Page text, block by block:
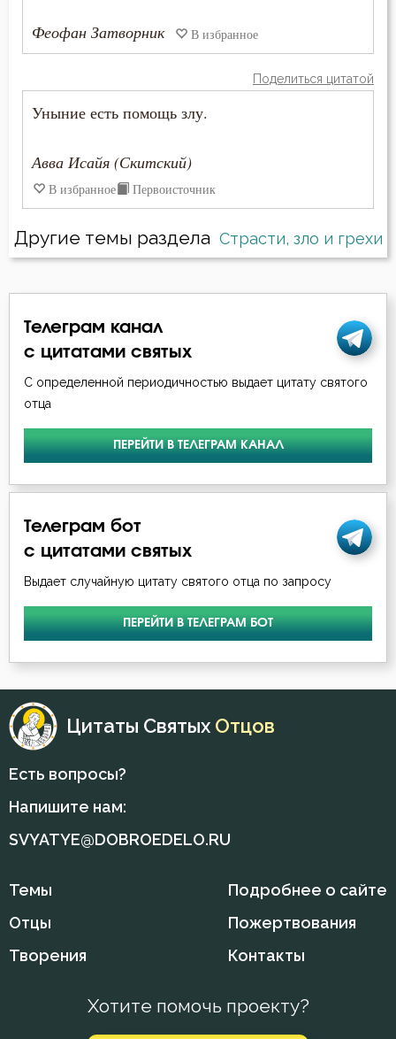
Уныние
Учёба
Храм
Хула
Целомудрие
Церковь
Человек
Человекоугодие
Честолюбие
Честь
Чистота
Чтение
Щедрость
Язычество
Феофан Затворник В избранное
Поделиться цитатой
Уныние есть помощь злу.
Авва Исайя (Скитский)
В избранное Первоисточник
Другие темы раздела Страсти, зло и грехи
Телеграм канал
с цитатами святых
С определенной периодичностью выдает цитату святого
отца
ПЕРЕЙТИ В ТЕЛЕГРАМ КАНАЛ
Телеграм бот
с цитатами святых
Выдает случайную цитату святого отца по запросу
ПЕРЕЙТИ В ТЕЛЕГРАМ БОТ
Цитаты Святых Отцов
Есть вопросы?
Напишите нам:
SVYATYE@DOBROEDELO.RU
Темы
Отцы
Творения
Подробнее о сайте
Пожертвования
Контакты
Хотите помочь проекту?